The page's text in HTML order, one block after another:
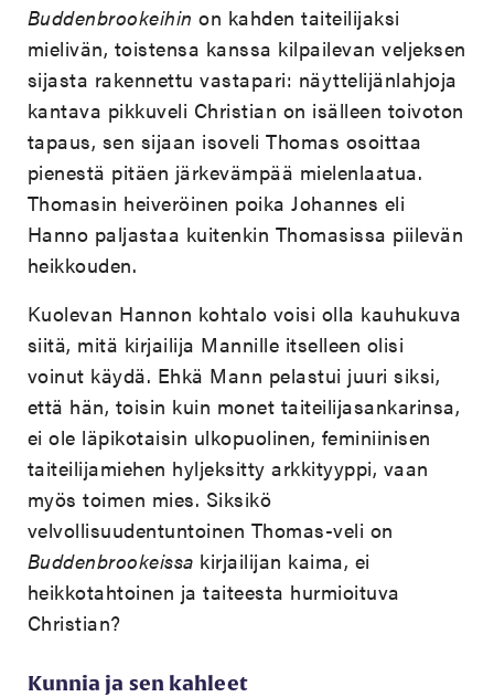
Buddenbrookeihin on kahden taiteilijaksi
mielivän, toistensa kanssa kilpailevan veljeksen
sijasta rakennettu vastapari: näyttelijänlahjoja
kantava pikkuveli Christian on isälleen toivoton
tapaus, sen sijaan isoveli Thomas osoittaa
pienestä pitäen järkevämpää mielenlaatua.
Thomasin heiveröinen poika Johannes eli
Hanno paljastaa kuitenkin Thomasissa piilevän
heikkouden.
Kuolevan Hannon kohtalo voisi olla kauhukuva
siitä, mitä kirjailija Mannille itselleen olisi
voinut käydä. Ehkä Mann pelastui juuri siksi,
että hän, toisin kuin monet taiteilijasankarinsa,
ei ole läpikotaisin ulkopuolinen, feminiinisen
taiteilijamiehen hyljeksitty arkkityyppi, vaan
myös toimen mies. Siksikö
velvollisuudentuntoinen Thomas-veli on
Buddenbrookeissa kirjailijan kaima, ei
heikkotahtoinen ja taiteesta hurmioituva
Christian?
Kunnia ja sen kahleet